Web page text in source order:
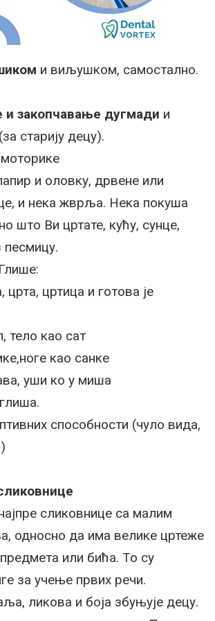
и виљушком, самостално.
и закопчавање дугмади и
старију децу).
и оловку, дрвене или
и нека жврља. Нека покуша
што Ви цртате, кућу, сунце,
песмицу.
црта, цртица и готова је
тело као сат
као санке
уши ко у миша
способности (чуло вида,
сликовнице са малим
односно да има велике цртеже
или бића. То су
за учење првих речи.
ликова и боја збуњује децу.